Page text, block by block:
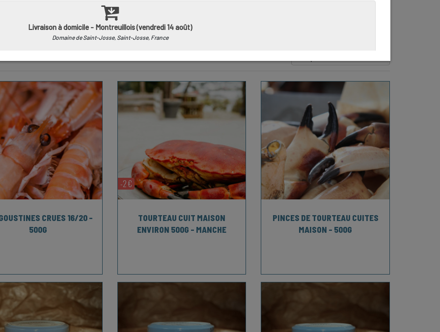
livrons vos crustacés vivants ou cuits maison dans nos ateliers.
achats, date, traçabilité... Tout est sur l'étiquette !
CRUES 16/20 -
500G
-2 €
TOURTEAU CUIT MAISON
ENVIRON 500G - MANCHE
PINCES DE TOURTEAU CUITES
MAISON - 500G